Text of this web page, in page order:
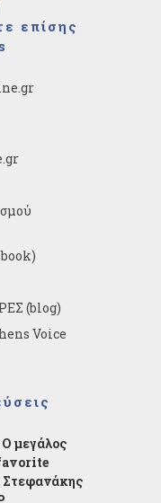
επίσης
(blog)
Voice
μεγάλος
favorite